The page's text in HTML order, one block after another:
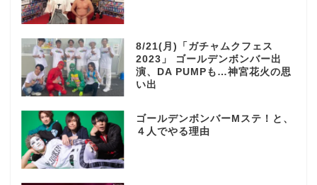
8/21(月)「ガチャムクフェス
2023」 ゴールデンボンバー出
演、DA PUMPも…神宮花火の思
い出
ゴールデンボンバーMステ！と、
４人でやる理由